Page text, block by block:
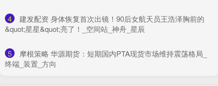
4
​建发配资 身体恢复首次出镜！90后女航天员王浩泽胸前的
&quot;星星&quot;亮了！_空间站_神舟_星辰
5
​摩根策略 华源期货：短期国内PTA现货市场维持震荡格局_
终端_装置_方向